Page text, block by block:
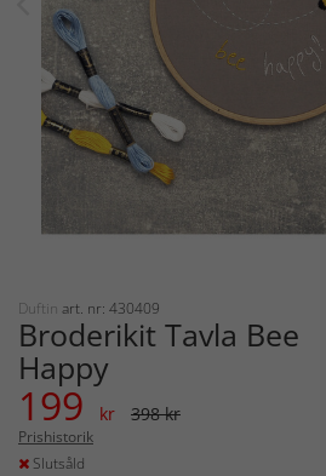
Duftin art. nr: 430409
Broderikit Tavla Bee
Happy
199 kr 398 kr
Prishistorik
Slutsåld